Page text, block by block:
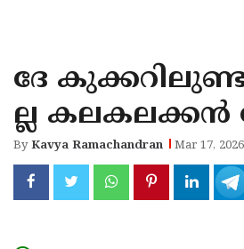
KANNUR
KASARAGOD
ദേ
ല്ല കലകലക്കൻ
ByKavya Ramachandran Mar 17,